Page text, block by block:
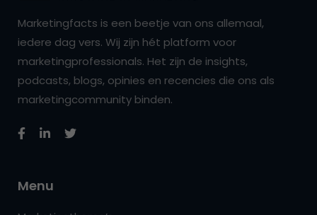
Marketingfacts is een beetje van ons allemaal,
iedere dag vers. Wij zijn hét platform voor
marketingprofessionals. Het zijn de insights,
podcasts, blogs, opinies en recencies die ons als
marketingcommunity binden.
Menu